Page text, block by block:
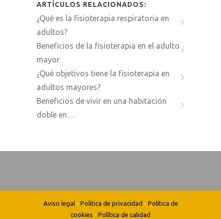
ARTÍCULOS RELACIONADOS:
¿Qué es la fisioterapia respiratoria en
adultos?
Beneficios de la fisioterapia en el adulto
mayor
¿Qué objetivos tiene la fisioterapia en
adultos mayores?
Beneficios de vivir en una habitación
doble en…
Aviso legal- Política de privacidad - Política de
cookies - Política de calidad